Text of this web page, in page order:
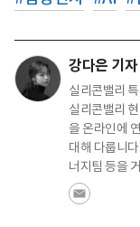
강다은 기자
실리콘밸리
실리콘밸리
을 온라인에
대해 다룹니
너지팀 등을